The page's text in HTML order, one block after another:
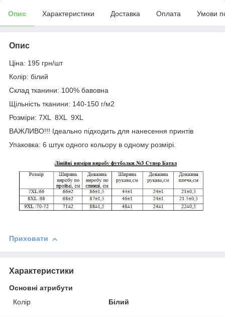
Опис Характеристики Доставка Оплата Умови
Опис
Ціна: 195 грн/шт
Колір: білий
Склад тканини: 100% бавовна
Щільність тканини: 140-150 г/м2
Розміри: 7XL 8XL 9XL
ВАЖЛИВО!!! Ідеально підходить для нанесення принтів
Упаковка: 6 штук одного кольору в одному розмірі.
Приховати
Характеристики
Основні атрибути
Колір
Білий